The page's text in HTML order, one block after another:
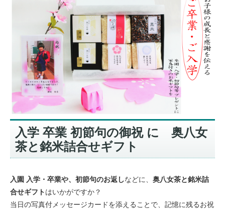
入学 卒業 初節句の御祝 に 奥八女
茶と銘米詰合せギフト
入園 入学・卒業や、初節句のお返しなどに、 奥八女茶と銘米詰
合せギフトはいかがですか？
当日の写真付メッセージカードを添えることで、記憶に残るお祝